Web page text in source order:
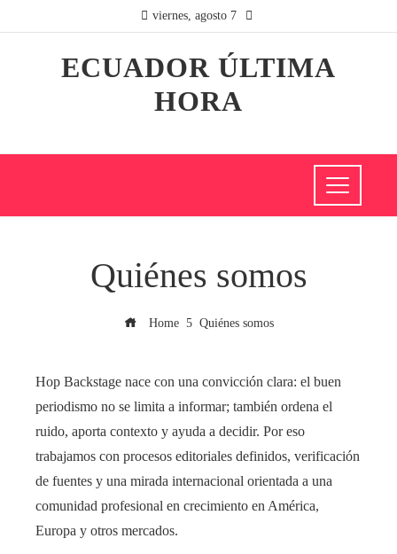
viernes, agosto 7
ECUADOR ÚLTIMA
HORA
Quiénes somos
Home Quiénes somos
Hop Backstage nace con una convicción clara: el buen
periodismo no se limita a informar; también ordena el
ruido, aporta contexto y ayuda a decidir. Por eso
trabajamos con procesos editoriales definidos, verificación
de fuentes y una mirada internacional orientada a una
comunidad profesional en crecimiento en América,
Europa y otros mercados.